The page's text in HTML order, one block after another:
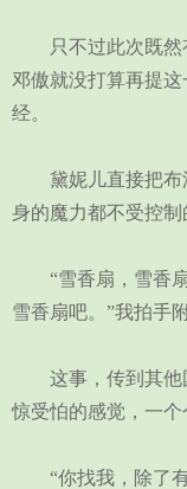
只不过此次既然有
邓傲就没打算再提
经。
黛妮儿直接把布
身的魔力都不受控制
“雪香扇，雪香扇
雪香扇吧。”我拍手
这事，传到其他
惊受怕的感觉，一个
“你找我，除了有